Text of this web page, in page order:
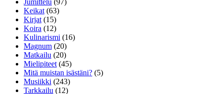
Jumittelu (97)
Keikat (63)
Kirjat (15)
Koira (12)
Kulinarismi (16)
Magnum (20)
Matkailu (20)
Mielipiteet (45)
Mitä muistan isästäni? (5)
Musiikki (243)
Tarkkailu (12)